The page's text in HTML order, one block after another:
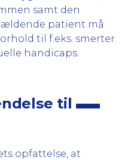
samt den
patient må
til f.eks. smerter
handicaps.
til
opfattelse, at